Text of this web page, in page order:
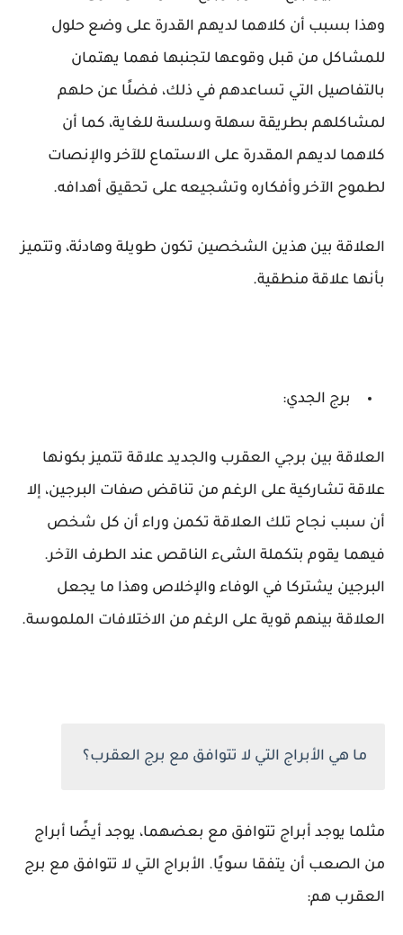
وهذا بسبب أن كلاهما لديهم القدرة على وضع حلول
للمشاكل من قبل وقوعها لتجنبها فهما يهتمان
بالتفاصيل التي تساعدهم في ذلك، فضلًا عن حلهم
لمشاكلهم بطريقة سهلة وسلسة للغاية، كما أن
كلاهما لديهم المقدرة على الاستماع للآخر والإنصات
لطموح الآخر وأفكاره وتشجيعه على تحقيق أهدافه.
العلاقة بين هذين الشخصين تكون طويلة وهادئة، وتتميز
بأنها علاقة منطقية.
برج الجدي:
العلاقة بين برجي العقرب والجديد علاقة تتميز بكونها
علاقة تشاركية على الرغم من تناقض صفات البرجين، إلا
أن سبب نجاح تلك العلاقة تكمن وراء أن كل شخص
فيهما يقوم بتكملة الشىء الناقص عند الطرف الآخر.
البرجين يشتركا في الوفاء والإخلاص وهذا ما يجعل
العلاقة بينهم قوية على الرغم من الاختلافات الملموسة.
ما هي الأبراج التي لا تتوافق مع برج العقرب؟
مثلما يوجد أبراج تتوافق مع بعضهما، يوجد أيضًا أبراج
من الصعب أن يتفقا سويًا. الأبراج التي لا تتوافق مع برج
العقرب هم: